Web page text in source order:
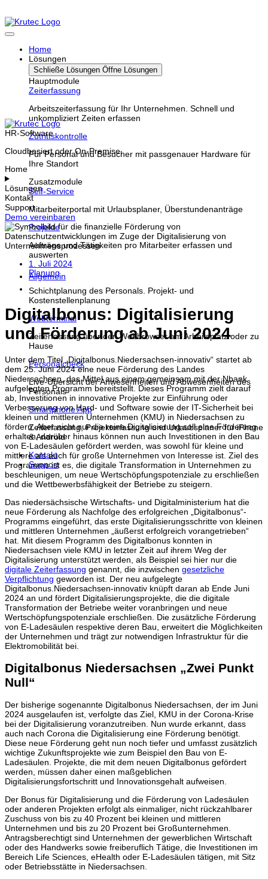
Home
Lösungen
Schließe Lösungen Öffne Lösungen
Hauptmodule
Zeiterfassung
Arbeitszeiterfassung für Ihr Unternehmen. Schnell und
unkompliziert Zeiten erfassen
Zutrittskontrolle
Für Personal und Besucher mit passgenauer Hardware für
Ihre Standort
Zusatzmodule
Self-Service
Mitarbeiterportal mit Urlaubsplaner, Überstundenanträge
Projekte
Aufträge und Tätigkeiten pro Mitarbeiter erfassen und
auswerten
Planung
Schichtplanung des Personals. Projekt- und
Kostenstellenplanung
Webterminal
Zeiterfassung über den Webbrowser am Arbeitsplatz oder zu
Hause
Personalcheck
Live-Übersicht der Anwesenheiten und Abwesenheiten des
Personals
Smartphone App
Zeiterfassung, Projekterfassung und Urlaubsplaner für iPhone
& Android
Kontakt
Support
HR-Software
Cloudbasiert oder On-Premise
Home
Lösungen
Kontakt
Support
Demo vereinbaren
1. Juli 2024
Allgemein
Digitalbonus: Digitalisierung
und Förderung ab Juni 2024
Unter dem Titel „Digitalbonus.Niedersachsen-innovativ“ startet ab
dem 25. Juni 2024 eine neue Förderung des Landes
Niedersachsen, das Mittel aus einem gemeinsam mit der Nbank
aufgelegten Programm bereitstellt. Dieses Programm zielt darauf
ab, Investitionen in innovative Projekte zur Einführung oder
Verbesserung von Hard- und Software sowie der IT-Sicherheit bei
kleinen und mittleren Unternehmen (KMU) in Niedersachsen zu
fördern. Aber nicht nur die reine Digitalisierung soll eine Förderung
erhalten, darüber hinaus können nun auch Investitionen in den Bau
von E-Ladesäulen gefördert werden, was sowohl für kleine und
mittlere als auch für große Unternehmen von Interesse ist. Ziel des
Programms ist es, die digitale Transformation in Unternehmen zu
beschleunigen, um neue Wertschöpfungspotenziale zu erschließen
und die Wettbewerbsfähigkeit der Betriebe zu steigern.
Das niedersächsische Wirtschafts- und Digitalministerium hat die
neue Förderung als Nachfolge des erfolgreichen „Digitalbonus“-
Programms eingeführt, das erste Digitalisierungsschritte von kleinen
und mittleren Unternehmen „äußerst erfolgreich vorangetrieben“
hat. Mit diesem Programm des Digitalbonus konnten in
Niedersachsen viele KMU in letzter Zeit auf ihrem Weg der
Digitalisierung unterstützt werden, als Beispiel sei hier nur die
digitale Zeiterfassung genannt, die inzwischen gesetzliche
Verpflichtung geworden ist. Der neu aufgelegte
Digitalbonus.Niedersachsen-innovativ knüpft daran ab Ende Juni
2024 an und fördert Digitalisierungsprojekte, die die digitale
Transformation der Betriebe weiter voranbringen und neue
Wertschöpfungspotenziale erschließen. Die zusätzliche Förderung
von E-Ladesäulen respektive deren Bau, erweitert die Möglichkeiten
der Unternehmen und trägt zur notwendigen Infrastruktur für die
Elektromobilität bei.
Digitalbonus Niedersachsen „Zwei Punkt
Null“
Der bisherige sogenannte Digitalbonus Niedersachsen, der im Juni
2024 ausgelaufen ist, verfolgte das Ziel, KMU in der Corona-Krise
bei der Digitalisierung voranzutreiben. Nun wurde erkannt, dass
auch nach Corona die Digitalisierung eine Förderung benötigt.
Diese neue Förderung geht nun noch tiefer und umfasst zusätzlich
wichtige Zukunftsprojekte wie zum Beispiel den Bau von E-
Ladesäulen. Projekte, die mit dem neuen Digitalbonus gefördert
werden, müssen daher einen maßgeblichen
Digitalisierungsfortschritt und Innovationsgehalt aufweisen.
Der Bonus für Digitalisierung und die Förderung von Ladesäulen
oder anderen Projekten erfolgt als einmaliger, nicht rückzahlbarer
Zuschuss von bis zu 40 Prozent bei kleinen und mittleren
Unternehmen und bis zu 20 Prozent bei Großunternehmen.
Antragsberechtigt sind Unternehmen der gewerblichen Wirtschaft
oder des Handwerks sowie freiberuflich Tätige, die Investitionen im
Bereich Life Sciences, eHealth oder E-Ladesäulen tätigen, mit Sitz
oder Betriebsstätte in Niedersachsen.